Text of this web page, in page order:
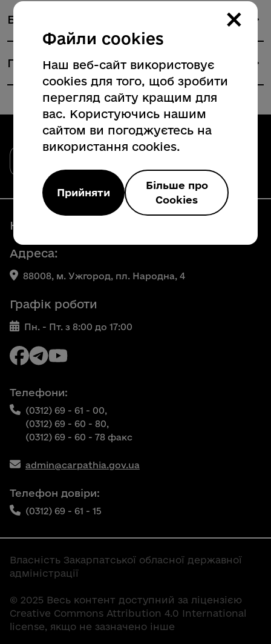
Безбар'єрність
Публічна інформація та відкриті дані
Закарпатська обласна державна
Офіційний вебсайт
Наші контакти
Адреса:
88008, м. Ужгород, пл. Народна, 4
Графік роботи
Пн. - Пт. з 8:00 до 17:00
Телефони:
(0312) 69 - 61 - 00,
(0312) 69 - 60 - 80,
(0312) 69 - 60 - 78 факс
admin@carpathia.gov.ua
Телефон довіри:
(0312) 69 - 61 - 15
Власність Закарпатської обласної державної
адміністрації
© 2025 Весь контент доступний за ліцензією
Creative Commons Attribution 4.0 International
license, якщо не зазначено інше
×
Файли cookies
Наш веб-сайт використовує
cookies для того, щоб зробити
перегляд сайту кращим для
вас. Користуючись нашим
сайтом ви погоджуєтесь на
використання cookies.
Прийняти
Більше про
Cookies